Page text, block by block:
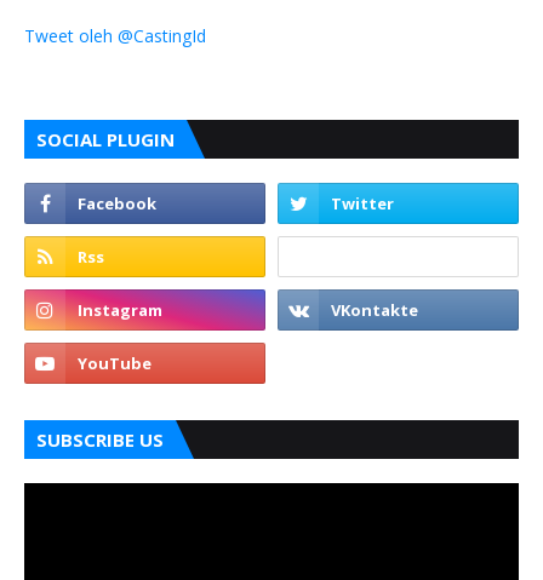
Tweet oleh @CastingId
SOCIAL PLUGIN
SUBSCRIBE US